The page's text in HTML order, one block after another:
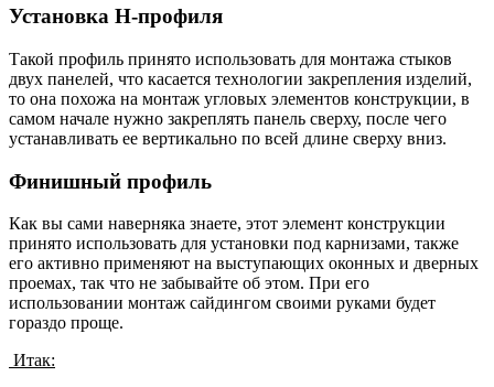
Установка Н-профиля
Такой профиль принято использовать для монтажа стыков
двух панелей, что касается технологии закрепления изделий,
то она похожа на монтаж угловых элементов конструкции, в
самом начале нужно закреплять панель сверху, после чего
устанавливать ее вертикально по всей длине сверху вниз.
Финишный профиль
Как вы сами наверняка знаете, этот элемент конструкции
принято использовать для установки под карнизами, также
его активно применяют на выступающих оконных и дверных
проемах, так что не забывайте об этом. При его
использовании монтаж сайдингом своими руками будет
гораздо проще.
Итак: